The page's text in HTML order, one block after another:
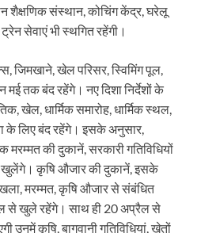
शैक्षणिक संस्थान, कोचिंग केंद्र, घरेलू
ट्रेन सेवाएं भी स्थगित रहेंगी।
जिमखाने, खेल परिसर, स्विमिंग पूल,
मई तक बंद रहेंगे। नए दिशा निर्देशों के
खेल, धार्मिक समारोह, धार्मिक स्थल,
के लिए बंद रहेंगे। इसके अनुसार,
मरम्मत की दुकानें, सरकारी गतिविधियों
कृषि औजार की दुकानें, इसके
मरम्मत, कृषि औजार से संबंधित
से खुले रहेंगे। साथ ही 20 अप्रैल से
उनमें कृषि, बागवानी गतिविधियां, खेतों